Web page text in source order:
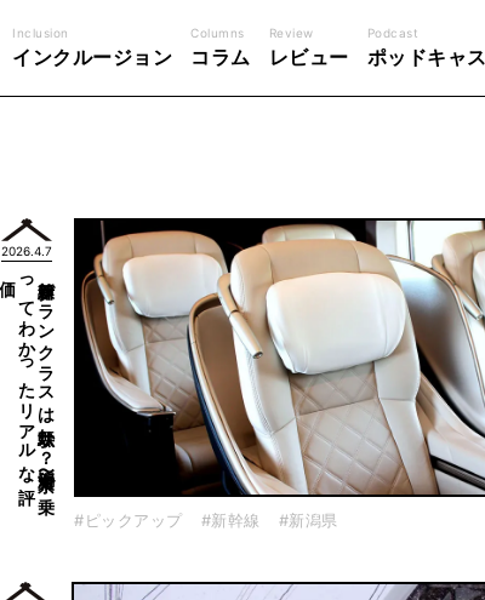
Inclusion
インクルージョン
Columns
コラム
Review
レビュー
Podcast
ポッドキャ
2026.4.7
新幹線グ
ラ
ン
ク
ラ
ス
は
無駄か
？
新潟〜東京で
乗
っ
て
わ
か
っ
た
リ
ア
ル
な
評
価
#ピックアップ #新幹線 #新潟県